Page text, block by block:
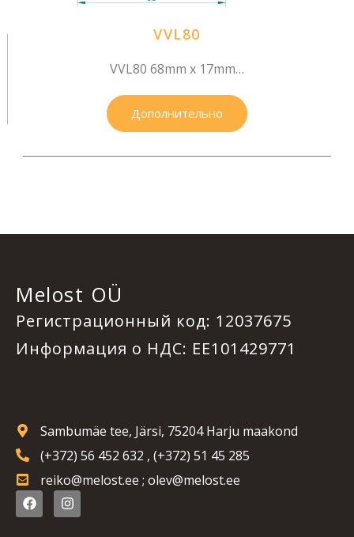
VVL80
VVL80 68mm x 17mm…
Дополнительно
Melost OÜ
Регистрационный код: 12037675
Информация о НДС: EE101429771
Sambumäe tee, Järsi, 75204 Harju maakond
(+372) 56 452 632 , (+372) 51 45 285
reiko@melost.ee ; olev@melost.ee
F
a
c
I
n
s